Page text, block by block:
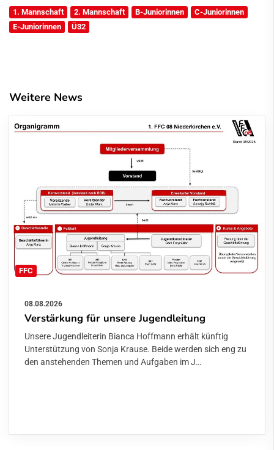
1. Mannschaft 2. Mannschaft B-Juniorinnen
C-Juniorinnen
E-Juniorinnen
Ü32
Weitere News
FFC
08.08.2026
Verstärkung für unsere Jugendleitung
Unsere Jugendleiterin Bianca Hoffmann erhält künftig
Unterstützung von Sonja Krause. Beide werden sich eng zu
den anstehenden Themen und Aufgaben im J…